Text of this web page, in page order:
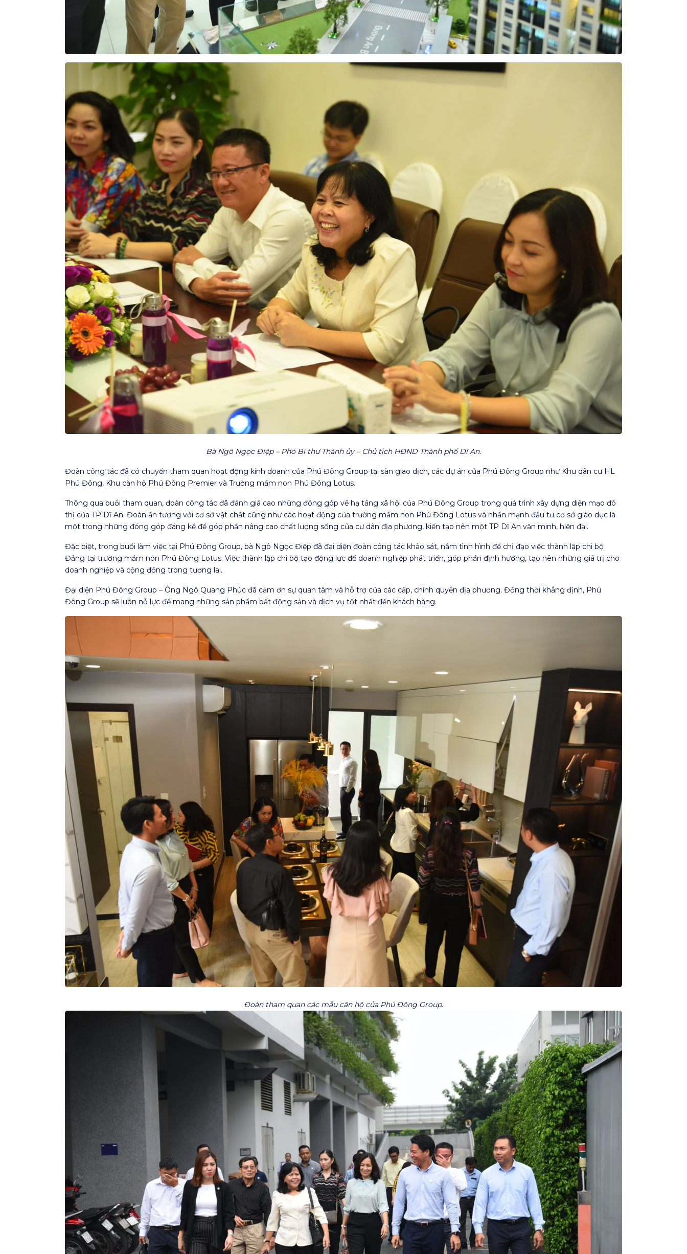
Bà Ngô Ngọc Điệp – Phó Bí thư Thành ủy – Chủ tịch HĐND Thành phố Dĩ An.
Đoàn công tác đã có chuyến tham quan hoạt động kinh doanh của Phú Đông Group tại sàn giao dịch, các dự án của Phú Đông Group như Khu dân cư HL
Phú Đông, Khu căn hộ Phú Đông Premier và Trường mầm non Phú Đông Lotus.
Thông qua buổi tham quan, đoàn công tác đã đánh giá cao những đóng góp về hạ tầng xã hội của Phú Đông Group trong quá trình xây dựng diện mạo đô
thị của TP Dĩ An. Đoàn ấn tượng với cơ sở vật chất cũng như các hoạt động của trường mầm non Phú Đông Lotus và nhấn mạnh đầu tư cơ sở giáo dục là
một trong những đóng góp đáng kể để góp phần nâng cao chất lượng sống của cư dân địa phương, kiến tạo nên một TP Dĩ An văn minh, hiện đại.
Đặc biệt, trong buổi làm việc tại Phú Đông Group, bà Ngô Ngọc Điệp đã đại diện đoàn công tác khảo sát, nắm tình hình để chỉ đạo việc thành lập chi bộ
Đảng tại trường mầm non Phú Đông Lotus. Việc thành lập chi bộ tạo động lực để doanh nghiệp phát triển, góp phần định hướng, tạo nên những giá trị cho
doanh nghiệp và cộng đồng trong tương lai.
Đại diện Phú Đông Group – Ông Ngô Quang Phúc đã cảm ơn sự quan tâm và hỗ trợ của các cấp, chính quyền địa phương. Đồng thời khẳng định, Phú
Đông Group sẽ luôn nỗ lực để mang những sản phẩm bất động sản và dịch vụ tốt nhất đến khách hàng.
Đoàn tham quan các mẫu căn hộ của Phú Đông Group.